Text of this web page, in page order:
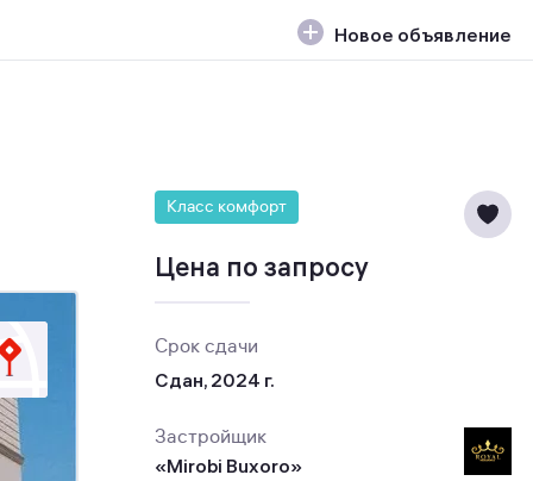
Новое объявление
Класс комфорт
Цена по запросу
Срок сдачи
Сдан, 2024 г.
Застройщик
«Mirobi Buxoro»